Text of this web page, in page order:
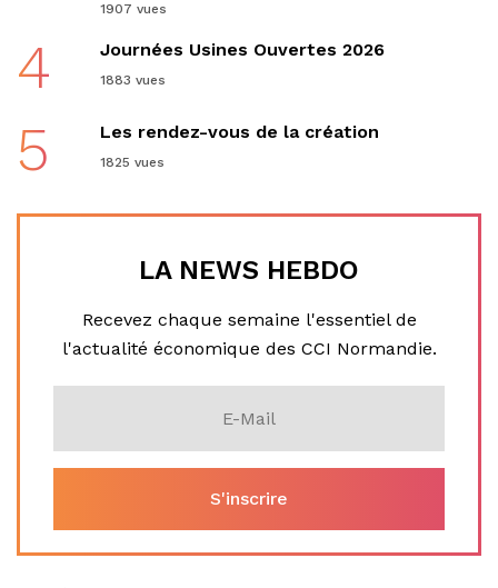
1907 vues
4 Journées Usines Ouvertes 2026
1883 vues
5 Les rendez-vous de la création
1825 vues
LA NEWS HEBDO
Recevez chaque semaine l'essentiel de
l'actualité économique des CCI Normandie.